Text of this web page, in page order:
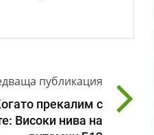
публикация
прекалим с
Високи нива на